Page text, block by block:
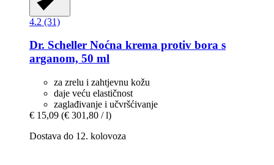
4.2 (31)
Dr. Scheller Noćna krema protiv bora s
arganom, 50 ml
za zrelu i zahtjevnu kožu
daje veću elastičnost
zaglađivanje i učvršćivanje
€ 15,09 (€ 301,80 / l)
Dostava do 12. kolovoza